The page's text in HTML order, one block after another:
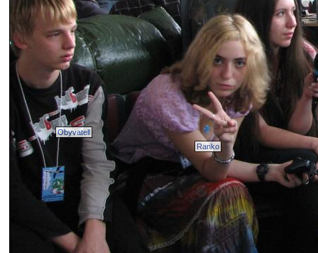
Obyvatell
Ranko